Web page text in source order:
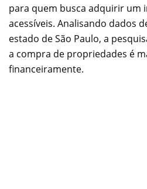
para quem busca adquirir um
acessíveis. Analisando dados
estado de São Paulo, a
a compra de propriedades é
financeiramente.